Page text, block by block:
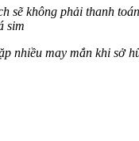
sẽ không phải thanh
sim
nhiều may mắn khi sở